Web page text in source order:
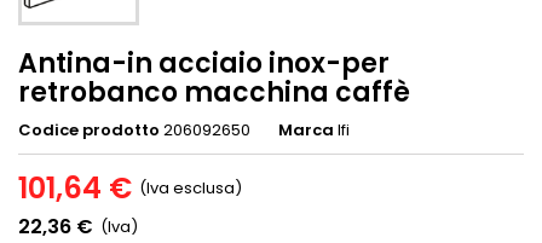
Antina-in acciaio inox-per
retrobanco macchina caffè
Codice prodotto 206092650 Marca Ifi
101,64 € (Iva esclusa)
22,36 € (Iva)